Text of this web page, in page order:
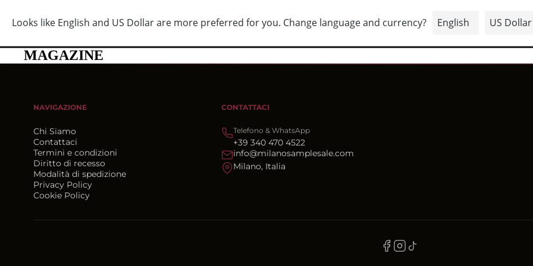
PRIVATE SALE ATTIVE COME PARTECIPARE SEDI CONTATTI SHOP
MAGAZINE
NAVIGAZIONE
Chi Siamo
Contattaci
Termini e condizioni
Diritto di recesso
Modalità di spedizione
Privacy Policy
Cookie Policy
CONTATTACI
Telefono & WhatsApp
+39 340 470 4522
info@milanosamplesale.com
Milano, Italia